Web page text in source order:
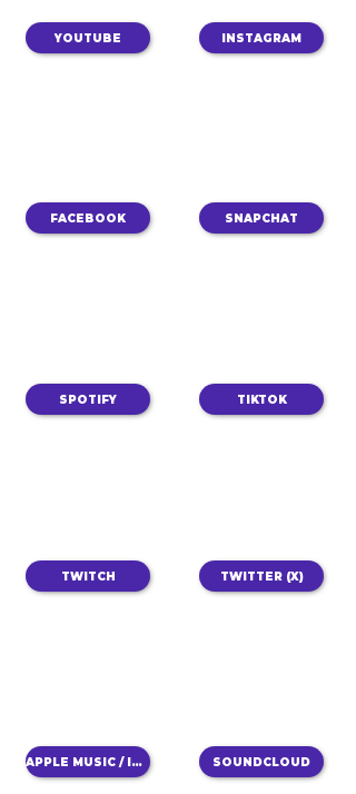
YOUTUBE INSTAGRAM
FACEBOOK SNAPCHAT
SPOTIFY TIKTOK
TWITCH TWITTER (X)
APPLE MUSIC / ITUNES SOUNDCLOUD